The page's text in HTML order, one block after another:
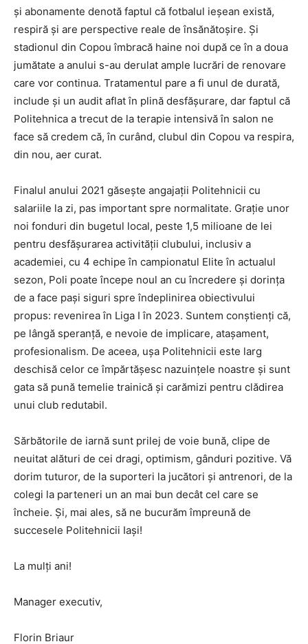
și abonamente denotă faptul că fotbalul ieșean există,
respiră și are perspective reale de însănătoșire. Și
stadionul din Copou îmbracă haine noi după ce în a doua
jumătate a anului s-au derulat ample lucrări de renovare
care vor continua. Tratamentul pare a fi unul de durată,
include și un audit aflat în plină desfășurare, dar faptul că
Politehnica a trecut de la terapie intensivă în salon ne
face să credem că, în curând, clubul din Copou va respira,
din nou, aer curat.
Finalul anului 2021 găsește angajații Politehnicii cu
salariile la zi, pas important spre normalitate. Grație unor
noi fonduri din bugetul local, peste 1,5 milioane de lei
pentru desfășurarea activității clubului, inclusiv a
academiei, cu 4 echipe în campionatul Elite în actualul
sezon, Poli poate începe noul an cu încredere și dorința
de a face pași siguri spre îndeplinirea obiectivului
propus: revenirea în Liga I în 2023. Suntem conștienți că,
pe lângă speranță, e nevoie de implicare, atașament,
profesionalism. De aceea, ușa Politehnicii este larg
deschisă celor ce împărtășesc nazuințele noastre și sunt
gata să pună temelie trainică și carămizi pentru clădirea
unui club redutabil.
Sărbătorile de iarnă sunt prilej de voie bună, clipe de
neuitat alături de cei dragi, optimism, gânduri pozitive. Vă
dorim tuturor, de la suporteri la jucători și antrenori, de la
colegi la parteneri un an mai bun decât cel care se
încheie. Și, mai ales, să ne bucurăm împreună de
succesele Politehnicii Iași!
La mulți ani!
Manager executiv,
Florin Briaur